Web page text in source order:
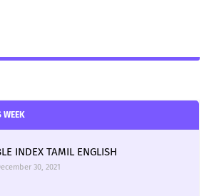
WEEK
INDEX TAMIL ENGLISH
30, 2021